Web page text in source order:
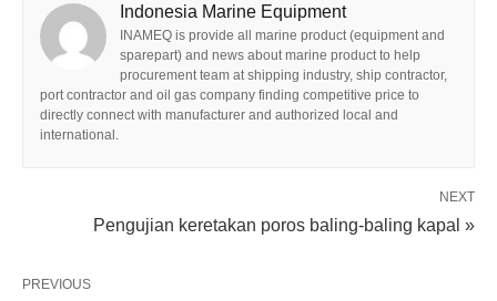
Indonesia Marine Equipment
INAMEQ is provide all marine product (equipment and
sparepart) and news about marine product to help
procurement team at shipping industry, ship contractor,
port contractor and oil gas company finding competitive price to
directly connect with manufacturer and authorized local and
international.
NEXT
Pengujian keretakan poros baling-baling kapal »
PREVIOUS